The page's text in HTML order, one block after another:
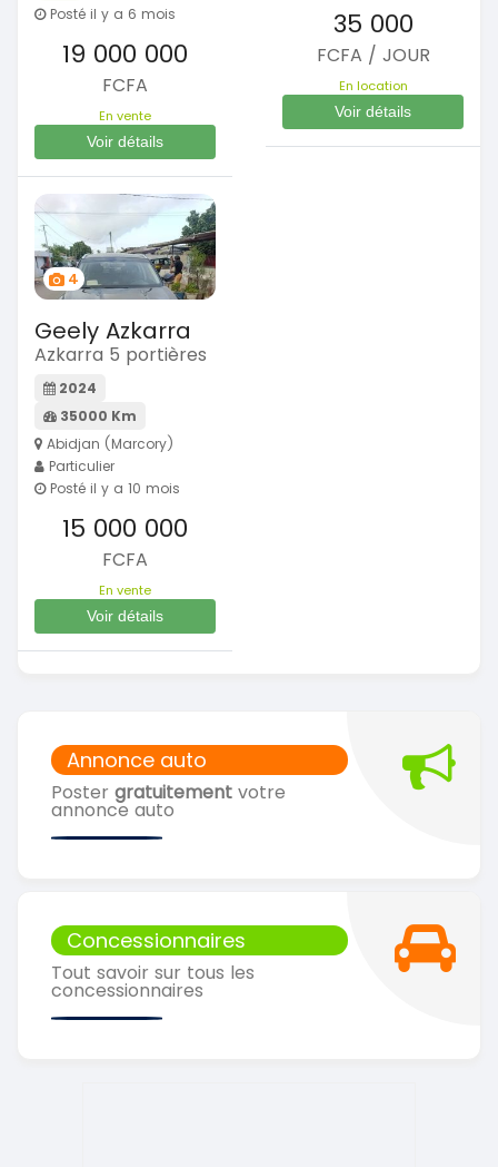
Annonce auto
Poster gratuitement votre
annonce auto
Concessionnaires
Tout savoir sur tous les
concessionnaires
Posté il y a 6 mois
19 000 000
FCFA
En vente
Voir détails
35 000
FCFA / JOUR
En location
Voir détails
4
Geely Azkarra
Azkarra 5 portières
2024
35000 Km
Abidjan (Marcory)
Particulier
Posté il y a 10 mois
15 000 000
FCFA
En vente
Voir détails